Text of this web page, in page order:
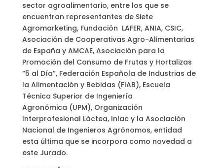
sector agroalimentario, entre los que se
encuentran representantes de Siete
Agromarketing, Fundación LAFER, ANIA, CSIC,
Asociación de Cooperativas Agro-Alimentarias
de España y AMCAE, Asociación para la
Promoción del Consumo de Frutas y Hortalizas
“5 al Día”, Federación Española de Industrias de
la Alimentación y Bebidas (FIAB), Escuela
Técnica Superior de Ingeniería
Agronómica (UPM), Organización
Interprofesional Láctea, Inlac y la Asociación
Nacional de Ingenieros Agrónomos, entidad
esta última que se incorpora como novedad a
este Jurado.